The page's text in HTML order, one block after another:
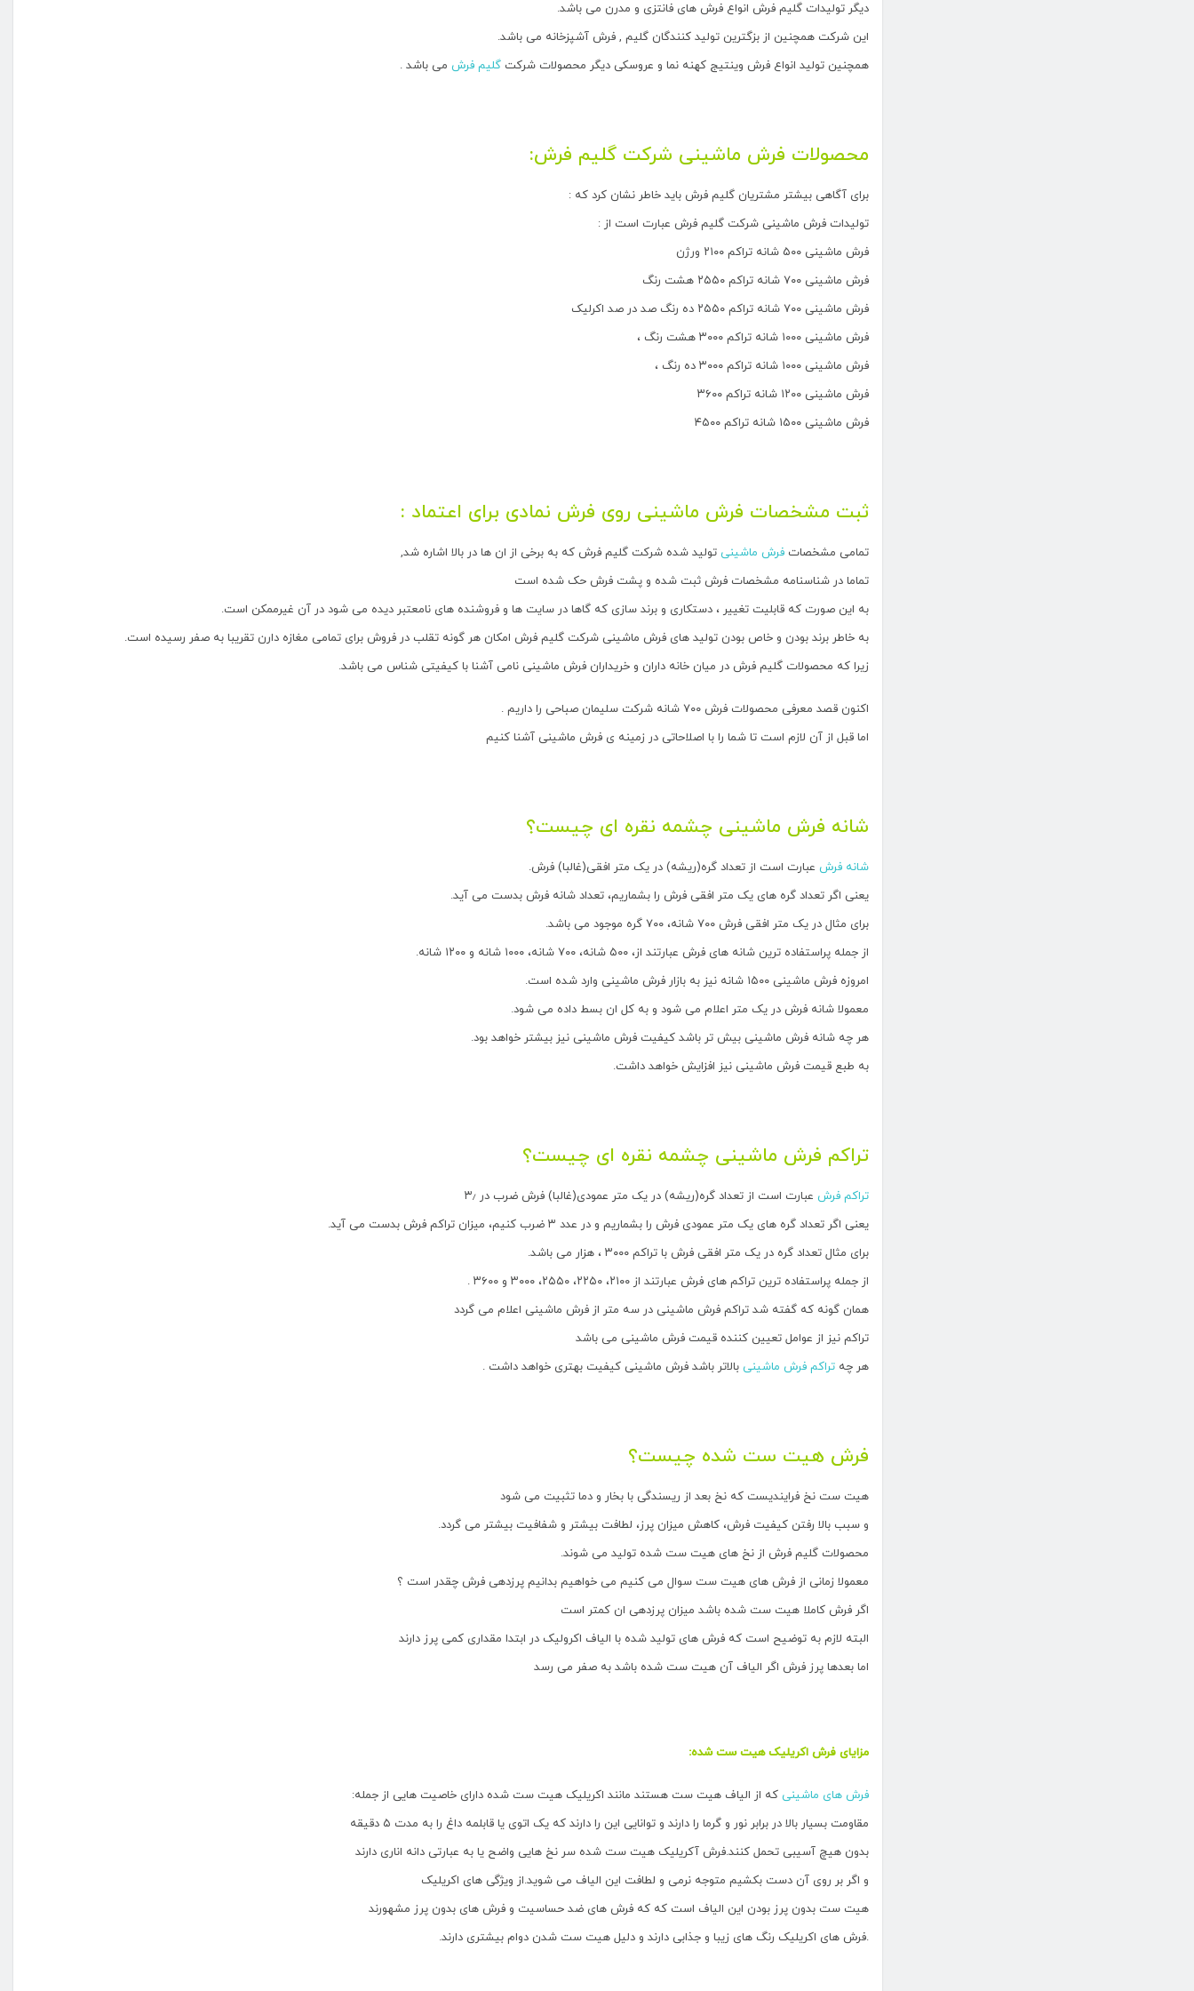
دیگر تولیدات گلیم فرش انواع فرش های فانتزی و مدرن می باشد.
این شرکت همچنین از بزگترین تولید کنندگان گلیم , فرش آشپزخانه می باشد.
همچنین تولید انواع فرش وینتیج کهنه نما و عروسکی دیگر محصولات شرکت گلیم فرش می باشد .
محصولات فرش ماشینی شرکت گلیم فرش:
برای آگاهی بیشتر مشتریان گلیم فرش باید خاطر نشان کرد که :
تولیدات فرش ماشینی شرکت گلیم فرش عبارت است از :
فرش ماشینی ۵۰۰ شانه تراکم ۲۱۰۰ ورژن
فرش ماشینی ۷۰۰ شانه تراکم ۲۵۵۰ هشت رنگ
فرش ماشینی ۷۰۰ شانه تراکم ۲۵۵۰ ده رنگ صد در صد اکرلیک
فرش ماشینی ۱۰۰۰ شانه تراکم ۳۰۰۰ هشت رنگ ،
فرش ماشینی ۱۰۰۰ شانه تراکم ۳۰۰۰ ده رنگ ،
فرش ماشینی ۱۲۰۰ شانه تراکم ۳۶۰۰
فرش ماشینی ۱۵۰۰ شانه تراکم ۴۵۰۰
ثبت مشخصات فرش ماشینی روی فرش نمادی برای اعتماد :
تمامی مشخصات فرش ماشینی تولید شده شرکت گلیم فرش که به برخی از ان ها در بالا اشاره شد,
تماما در شناسنامه مشخصات فرش ثبت شده و پشت فرش حک شده است
به این صورت که قابلیت تغییر ، دستکاری و برند سازی که گاها در سایت ها و فروشنده های نامعتبر دیده می شود در آن غیرممکن است.
به خاطر برند بودن و خاص بودن تولید های فرش ماشینی شرکت گلیم فرش امکان هر گونه تقلب در فروش برای تمامی مغازه دارن تقریبا به صفر رسیده است.
زیرا که محصولات گلیم فرش در میان خانه داران و خریداران فرش ماشینی نامی آشنا با کیفیتی شناس می باشد.
اکنون قصد معرفی محصولات فرش ۷۰۰ شانه شرکت سلیمان صباحی را داریم .
اما قبل از آن لازم است تا شما را با اصلاحاتی در زمینه ی فرش ماشینی آشنا کنیم
شانه فرش ماشینی چشمه نقره ای چیست؟
شانه فرش عبارت است از تعداد گره(ریشه) در یک متر افقی(غالبا) فرش.
یعنی اگر تعداد گره های یک متر افقی فرش را بشماریم، تعداد شانه فرش بدست می آید.
برای مثال در یک متر افقی فرش ۷۰۰ شانه، ۷۰۰ گره موجود می باشد.
از جمله پراستفاده ترین شانه های فرش عبارتند از، ۵۰۰ شانه، ۷۰۰ شانه، ۱۰۰۰ شانه و ۱۲۰۰ شانه.
امروزه فرش ماشینی ۱۵۰۰ شانه نیز به بازار فرش ماشینی وارد شده است.
معمولا شانه فرش در یک متر اعلام می شود و به کل ان بسط داده می شود.
هر چه شانه فرش ماشینی بیش تر باشد کیفیت فرش ماشینی نیز بیشتر خواهد بود.
به طبع قیمت فرش ماشینی نیز افزایش خواهد داشت.
تراکم فرش ماشینی چشمه نقره ای چیست؟
تراکم فرش عبارت است از تعداد گره(ریشه) در یک متر عمودی(غالبا) فرش ضرب در ۳٫
یعنی اگر تعداد گره های یک متر عمودی فرش را بشماریم و در عدد ۳ ضرب کنیم، میزان تراکم فرش بدست می آید.
برای مثال تعداد گره در یک متر افقی فرش با تراکم ۳۰۰۰ ، هزار می باشد.
از جمله پراستفاده ترین تراکم های فرش عبارتند از ۲۱۰۰، ۲۲۵۰، ۲۵۵۰، ۳۰۰۰ و ۳۶۰۰ .
همان گونه که گفته شد تراکم فرش ماشینی در سه متر از فرش ماشینی اعلام می گردد
تراکم نیز از عوامل تعیین کننده قیمت فرش ماشینی می باشد
هر چه تراکم فرش ماشینی بالاتر باشد فرش ماشینی کیفیت بهتری خواهد داشت .
فرش هیت ست شده چیست؟
هیت ست نخ فرایندیست که نخ بعد از ریسندگی با بخار و دما تثبیت می شود
و سبب بالا رفتن کیفیت فرش، کاهش میزان پرز، لطافت بیشتر و شفافیت بیشتر می گردد.
محصولات گلیم فرش از نخ های هیت ست شده تولید می شوند.
معمولا زمانی از فرش های هیت ست سوال می کنیم می خواهیم بدانیم پرزدهی فرش چقدر است ؟
اگر فرش کاملا هیت ست شده باشد میزان پرزدهی ان کمتر است
البته لازم به توضیح است که فرش های تولید شده با الیاف اکرولیک در ابتدا مقداری کمی پرز دارند
اما بعدها پرز فرش اگر الیاف آن هیت ست شده باشد به صفر می رسد
مزایای فرش اکریلیک هیت ست شده:
فرش های ماشینی که از الیاف هیت ست هستند مانند اکریلیک هیت ست شده دارای خاصیت هایی از جمله:
مقاومت بسیار بالا در برابر نور و گرما را دارند و توانایی این را دارند که یک اتوی یا قابلمه داغ را به مدت ۵ دقیقه
بدون هیچ آسیبی تحمل کنند.فرش آکریلیک هیت ست شده سر نخ هایی واضح یا به عبارتی دانه اناری دارند
و اگر بر روی آن دست بکشیم متوجه نرمی و لطافت این الیاف می شوید.از ویژگی های اکریلیک
هیت ست بدون پرز بودن این الیاف است که که فرش های ضد حساسیت و فرش های بدون پرز مشهورند
.فرش های اکریلیک رنگ های زیبا و جذابی دارند و دلیل هیت ست شدن دوام بیشتری دارند.